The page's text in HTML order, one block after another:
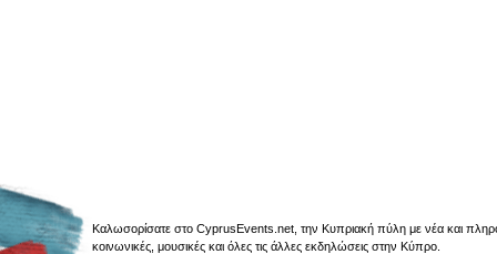
Καλωσορίσατε στο CyprusEvents.net, την Κυπριακή πύλη με νέα και
κοινωνικές, μουσικές και όλες τις άλλες εκδηλώσεις στην Κύπρο.